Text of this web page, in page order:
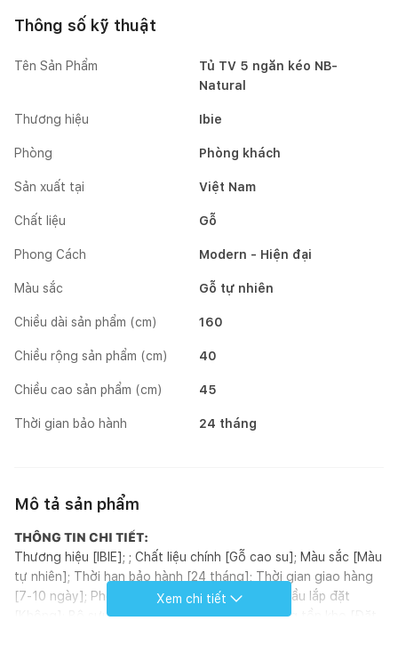
Thông số kỹ thuật
Tên Sản Phẩm
Tủ TV 5 ngăn kéo NB-
Natural
Thương hiệu Ibie
Phòng Phòng khách
Sản xuất tại Việt Nam
Chất liệu Gỗ
Phong Cách Modern - Hiện đại
Màu sắc Gỗ tự nhiên
Chiều dài sản phẩm (cm) 160
Chiều rộng sản phẩm (cm) 40
Chiều cao sản phẩm (cm) 45
Thời gian bảo hành 24 tháng
Mô tả sản phẩm
THÔNG TIN CHI TIẾT:
Thương hiệu [IBIE]; ; Chất liệu chính [Gỗ cao su]; Màu sắc [Màu
tự nhiên]; Thời hạn bảo hành [24 tháng]; Thời gian giao hàng
[7-10 ngày]; Phòng chính [Phòng khách]; Yêu cầu lắp đặt
[Không]; Bộ sưu tập [Bộ NB-Natural]; Tình trạng tồn kho [Đặt
Xem chi tiết